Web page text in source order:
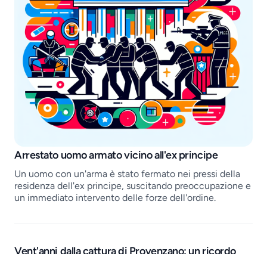
Job openings
Arrestato uomo armato vicino all'ex principe
Un uomo con un'arma è stato fermato nei pressi della
residenza dell'ex principe, suscitando preoccupazione e
un immediato intervento delle forze dell'ordine.
Vent'anni dalla cattura di Provenzano: un ricordo